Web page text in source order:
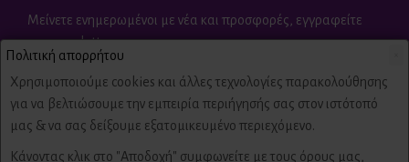
Μείνετε ενημερωμένοι με νέα και προσφορές, εγγραφείτε
στο newsletter
Send
Πολιτική απορρήτου & όροι χρήσης
Πολιτική απορρήτου
Χρησιμοποιούμε cookies και άλλες τεχνολογίες παρακολούθησης
για να βελτιώσουμε την εμπειρία περιήγησής σας στον ιστότοπό
μας & να σας δείξουμε εξατομικευμένο περιεχόμενο.
Κάνοντας κλικ στο "Αποδοχή" συμφωνείτε με τους όρους μας,